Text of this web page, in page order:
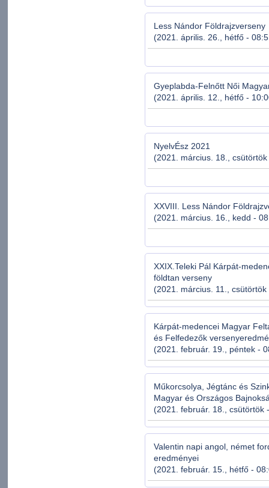
Less Nándor Földrajzverseny
(2021. április. 26., hétfő -
Gyeplabda-Felnőtt Női
(2021. április. 12., hétfő -
NyelvÉsz 2021
(2021. március. 18.,
XXVIII. Less Nándor
(2021. március. 16., kedd -
XXIX.Teleki Pál Kárpát-
földtan verseny
(2021. március. 11.,
Kárpát-medencei Magyar
és Felfedezők
(2021. február. 19., péntek -
Műkorcsolya, Jégtánc és
Magyar és Országos
(2021. február. 18., csütörtök
Valentin napi angol, német
eredményei
(2021. február. 15., hétfő -